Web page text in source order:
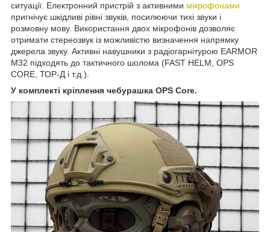
ситуації. Електронний пристрій з активними мікрофонами
пригнічує шкідливі рівні звуків, посилюючи тихі звуки і
розмовну мову. Використання двох мікрофонів дозволяє
отримати стереозвук із можливістю визначення напрямку
джерела звуку. Активні навушники з радіогарнітурою EARMOR
M32 підходять до тактичного шолома (FAST HELM, OPS
CORE, ТОР-Д і т.д.).
У комплекті кріплення чебурашка OPS Core.